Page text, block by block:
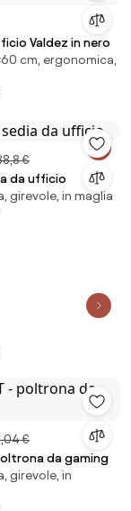
Valdez in nero
cm, ergonomica,
€
da ufficio
girevole, in maglia
€
da gaming
girevole, in